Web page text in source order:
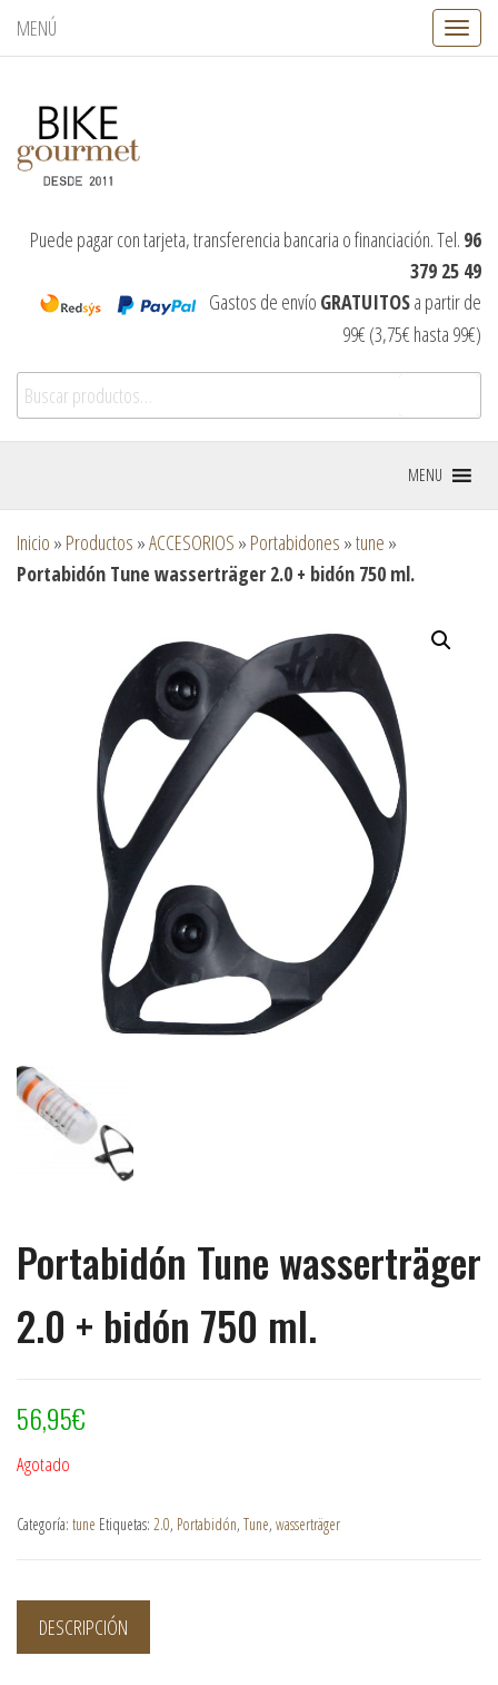
MENÚ
C
a
e
g
a
i
Puede pagar con tarjeta, transferencia bancaria o financiación. Tel. 96
379 25 49
Gastos de envío GRATUITOSa partir de
99€ (3,75€ hasta 99€)
MENU
Inicio » Productos »ACCESORIOS » Portabidones »tune »
Portabidón Tune wasserträger 2.0 + bidón 750 ml.
Portabidón Tune wasserträger
2.0 + bidón 750 ml.
56,95€
Agotado
Categoría: tune Etiquetas: 2.0, Portabidón, Tune, wasserträger
DESCRIPCIÓN